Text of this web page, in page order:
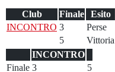
Club Finale
Esito
INCONTRO 3
Perse
5
Vittoria
INCONTRO
Finale 3
5